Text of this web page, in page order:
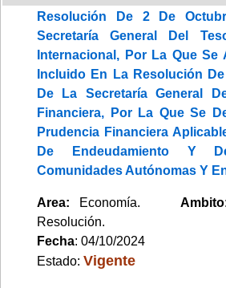
Resolución De 2 De
Secretaría General Del
Internacional, Por La Que
Incluido En La Resolución
De La Secretaría General
Financiera, Por La Que Se
Prudencia Financiera
De Endeudamiento Y
Comunidades Autónomas Y
Area: Economía. Ambito
Resolución.
Fecha: 04/10/2024
Estado: Vigente